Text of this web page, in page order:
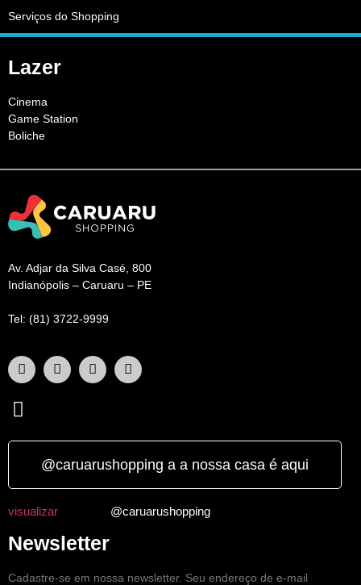
Serviços do Shopping
Lazer
Cinema
Game Station
Boliche
Av. Adjar da Silva Casé, 800
Indianópolis – Caruaru – PE
Tel: (81) 3722-9999
@caruarushopping a a nossa casa é aqui
visualizar @caruarushopping
Newsletter
Cadastre-se em nossa newsletter. Seu endereço de e-mail